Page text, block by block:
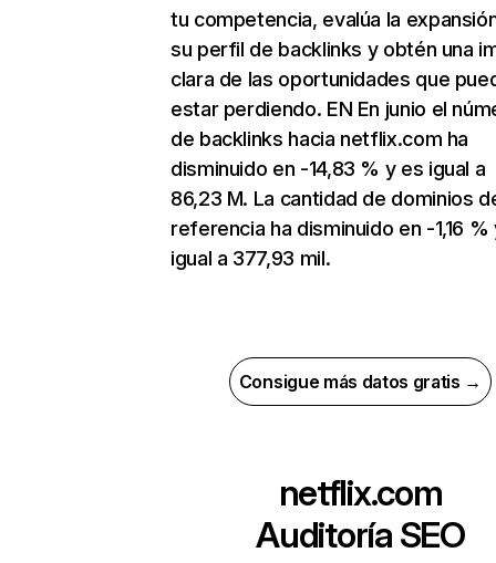
tu competencia, evalúa la
su perfil de backlinks y obtén una
clara de las oportunidades que
estar perdiendo. EN En junio el
de backlinks hacia netflix.com ha
disminuido en -14,83 % y es igual a
86,23 M. La cantidad de dominios
referencia ha disminuido en -1,16 %
igual a 377,93 mil.
Consigue más datos gratis →
netflix.com
Auditoría SEO